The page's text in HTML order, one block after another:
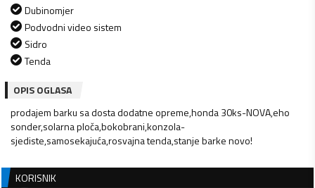
Dubinomjer
Podvodni video sistem
Sidro
Tenda
OPIS OGLASA
prodajem barku sa dosta dodatne opreme,honda 30ks-NOVA,eho
sonder,solarna ploča,bokobrani,konzola-
sjediste,samosekajuća,rosvajna tenda,stanje barke novo!
KORISNIK